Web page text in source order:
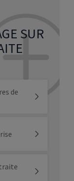
SUR
de